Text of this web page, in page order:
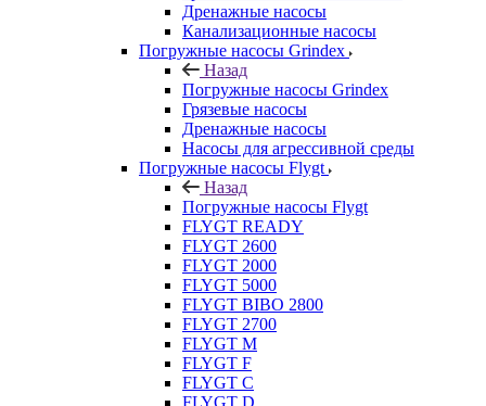
Дренажные насосы
Канализационные насосы
Погружные насосы Grindex
Назад
Погружные насосы Grindex
Грязевые насосы
Дренажные насосы
Насосы для агрессивной среды
Погружные насосы Flygt
Назад
Погружные насосы Flygt
FLYGT READY
FLYGT 2600
FLYGT 2000
FLYGT 5000
FLYGT BIBO 2800
FLYGT 2700
FLYGT M
FLYGT F
FLYGT C
FLYGT D